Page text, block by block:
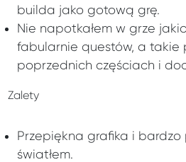
builda jako gotową grę.
Nie napotkałem w grze
fabularnie questów, a takie
poprzednich częściach i
Zalety
Przepiękna grafika i
światłem.